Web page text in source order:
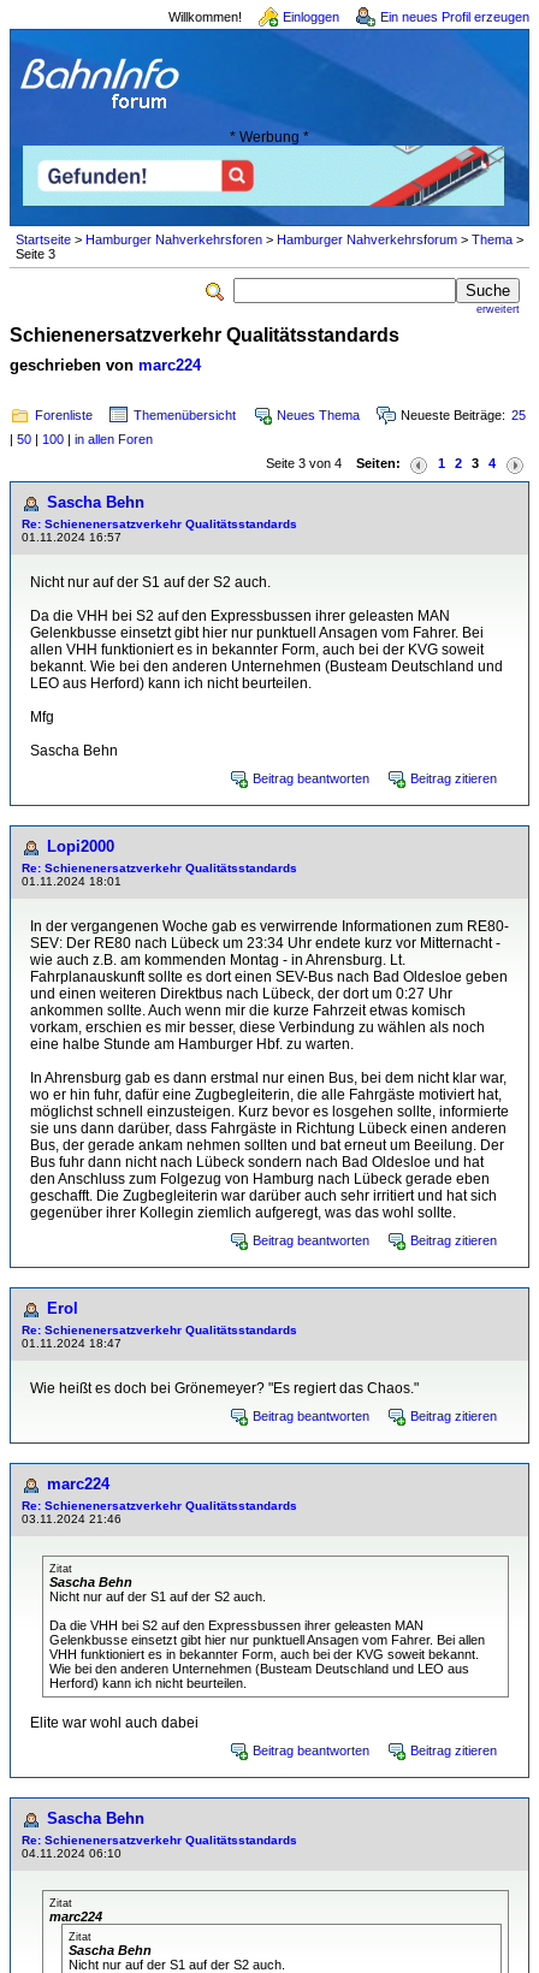
Willkommen! Einloggen Ein neues Profil erzeugen
* Werbung *
Startseite > Hamburger Nahverkehrsforen > Hamburger Nahverkehrsforum > Thema >
Seite 3
erweitert
Schienenersatzverkehr Qualitätsstandards
geschrieben von marc224
Forenliste Themenübersicht Neues Thema Neueste Beiträge: 25
| 50 | 100 | in allen Foren
Seite 3 von 4 Seiten: 1 2 3 4
Sascha Behn
Re: Schienenersatzverkehr Qualitätsstandards
01.11.2024 16:57
Nicht nur auf der S1 auf der S2 auch.
Da die VHH bei S2 auf den Expressbussen ihrer geleasten MAN
Gelenkbusse einsetzt gibt hier nur punktuell Ansagen vom Fahrer. Bei
allen VHH funktioniert es in bekannter Form, auch bei der KVG soweit
bekannt. Wie bei den anderen Unternehmen (Busteam Deutschland und
LEO aus Herford) kann ich nicht beurteilen.
Mfg
Sascha Behn
Beitrag beantworten Beitrag zitieren
Lopi2000
Re: Schienenersatzverkehr Qualitätsstandards
01.11.2024 18:01
In der vergangenen Woche gab es verwirrende Informationen zum RE80-
SEV: Der RE80 nach Lübeck um 23:34 Uhr endete kurz vor Mitternacht -
wie auch z.B. am kommenden Montag - in Ahrensburg. Lt.
Fahrplanauskunft sollte es dort einen SEV-Bus nach Bad Oldesloe geben
und einen weiteren Direktbus nach Lübeck, der dort um 0:27 Uhr
ankommen sollte. Auch wenn mir die kurze Fahrzeit etwas komisch
vorkam, erschien es mir besser, diese Verbindung zu wählen als noch
eine halbe Stunde am Hamburger Hbf. zu warten.
In Ahrensburg gab es dann erstmal nur einen Bus, bei dem nicht klar war,
wo er hin fuhr, dafür eine Zugbegleiterin, die alle Fahrgäste motiviert hat,
möglichst schnell einzusteigen. Kurz bevor es losgehen sollte, informierte
sie uns dann darüber, dass Fahrgäste in Richtung Lübeck einen anderen
Bus, der gerade ankam nehmen sollten und bat erneut um Beeilung. Der
Bus fuhr dann nicht nach Lübeck sondern nach Bad Oldesloe und hat
den Anschluss zum Folgezug von Hamburg nach Lübeck gerade eben
geschafft. Die Zugbegleiterin war darüber auch sehr irritiert und hat sich
gegenüber ihrer Kollegin ziemlich aufgeregt, was das wohl sollte.
Beitrag beantworten Beitrag zitieren
Erol
Re: Schienenersatzverkehr Qualitätsstandards
01.11.2024 18:47
Wie heißt es doch bei Grönemeyer? "Es regiert das Chaos."
Beitrag beantworten Beitrag zitieren
marc224
Re: Schienenersatzverkehr Qualitätsstandards
03.11.2024 21:46
Zitat
Sascha Behn
Nicht nur auf der S1 auf der S2 auch.
Da die VHH bei S2 auf den Expressbussen ihrer geleasten MAN
Gelenkbusse einsetzt gibt hier nur punktuell Ansagen vom Fahrer. Bei allen
VHH funktioniert es in bekannter Form, auch bei der KVG soweit bekannt.
Wie bei den anderen Unternehmen (Busteam Deutschland und LEO aus
Herford) kann ich nicht beurteilen.
Elite war wohl auch dabei
Beitrag beantworten Beitrag zitieren
Sascha Behn
Re: Schienenersatzverkehr Qualitätsstandards
04.11.2024 06:10
Zitat
marc224
Zitat
Sascha Behn
Nicht nur auf der S1 auf der S2 auch.